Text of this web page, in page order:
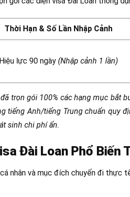
Thời Hạn & Số Lần Nhập Cảnh
Hiệu lực 90 ngày (Nhập cảnh 1 lần)
trọn gói 100% các hạng mục bắt
tiếng Anh/tiếng Trung chuẩn quy
sinh chi phí ẩn.
Đài Loan Phổ Biến
nhân và mục đích chuyến đi